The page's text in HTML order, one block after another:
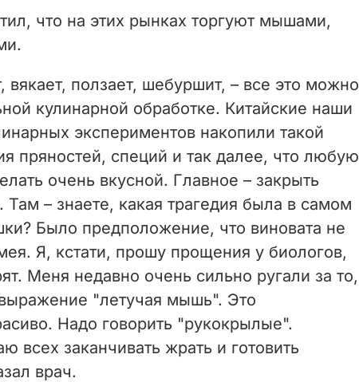
что на этих рынках торгуют мышами,
вякает, ползает, шебуршит, – все это можно
кулинарной обработке. Китайские наши
экспериментов накопили такой
пряностей, специй и так далее, что любую
очень вкусной. Главное – закрыть
Там – знаете, какая трагедия была в самом
Было предположение, что виновата не
Я, кстати, прошу прощения у биологов,
Меня недавно очень сильно ругали за то,
"летучая мышь". Это
Надо говорить "рукокрылые".
всех заканчивать жрать и готовить
врач.